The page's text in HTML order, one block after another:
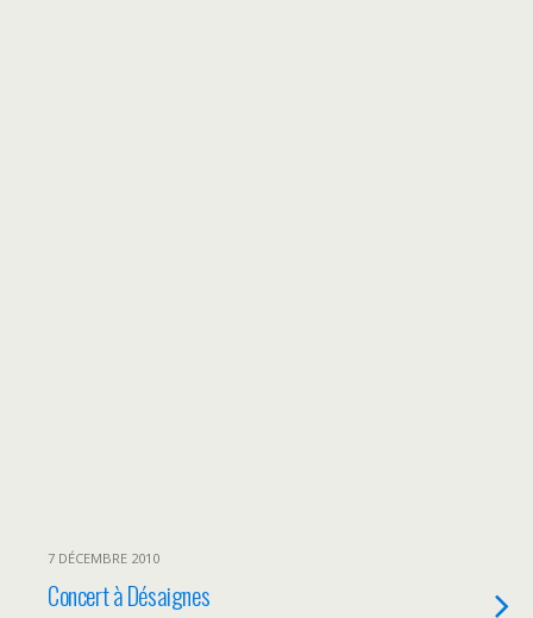
7 DÉCEMBRE 2010
Concert à Désaignes